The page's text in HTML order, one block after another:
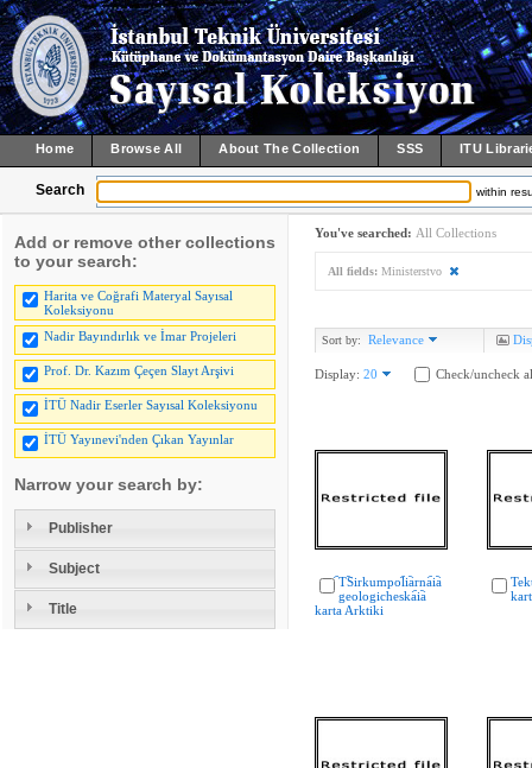
Home Browse All About The Collection SSS ITU
Search within
Add or remove other collections
to your search:
Harita ve Coğrafi Materyal Sayısal
Koleksiyonu
Nadir Bayındırlık ve İmar Projeleri
Prof. Dr. Kazım Çeçen Slayt Arşivi
İTÜ Nadir Eserler Sayısal Koleksiyonu
İTÜ Yayınevi'nden Çıkan Yayınlar
Narrow your search by:
Publisher
Subject
Title
You've searched: All Collections
All fields: Ministerstvo
Sort by: Relevance
Display: 20 Check/uncheck
︠T︡Sirkumpol︠i︡arna︠i︡a
geologicheska︠i︡a
karta Arktiki